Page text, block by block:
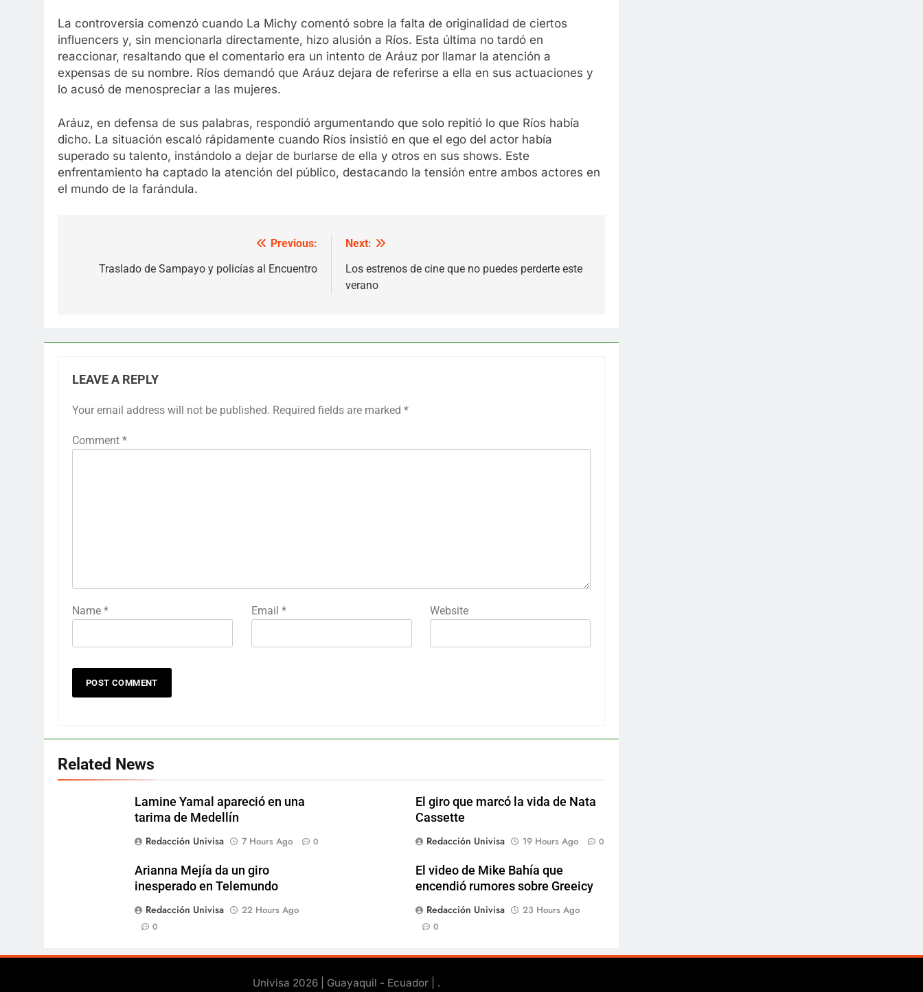
La controversia comenzó cuando La Michy comentó sobre la falta de originalidad de ciertos
influencers y, sin mencionarla directamente, hizo alusión a Ríos. Esta última no tardó en
reaccionar, resaltando que el comentario era un intento de Aráuz por llamar la atención a
expensas de su nombre. Ríos demandó que Aráuz dejara de referirse a ella en sus actuaciones y
lo acusó de menospreciar a las mujeres.
Aráuz, en defensa de sus palabras, respondió argumentando que solo repitió lo que Ríos había
dicho. La situación escaló rápidamente cuando Ríos insistió en que el ego del actor había
superado su talento, instándolo a dejar de burlarse de ella y otros en sus shows. Este
enfrentamiento ha captado la atención del público, destacando la tensión entre ambos actores en
el mundo de la farándula.
navigation
Previous:
Traslado de Sampayo y policías al Encuentro
Next:
Los estrenos de cine que no puedes perderte este
verano
LEAVE A REPLY
Your email address will not be published. Required fields are marked *
Comment *
Name * Email * Website
Related News
Lamine Yamal apareció en una
tarima de Medellín
Redacción Univisa
7 Hours Ago 0
El giro que marcó la vida de Nata
Cassette
Redacción Univisa
19 Hours Ago 0
Arianna Mejía da un giro
inesperado en Telemundo
Redacción Univisa
22 Hours Ago
0
El video de Mike Bahía que
encendió rumores sobre Greeicy
Redacción Univisa
23 Hours Ago
0
Univisa 2026 | Guayaquil - Ecuador | .